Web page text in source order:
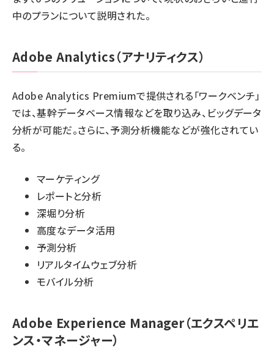
中のプランについて説明された。
Adobe Analytics（アナリティクス）
Adobe Analytics Premiumで提供される「ワークベンチ」
では、基幹データベース情報などを取り込み、ビッグデータ
分析が可能だ。さらに、予測分析機能などが強化されてい
る。
マーケティング
レポートと分析
深堀り分析
高度なデータ活用
予測分析
リアルタイムウェブ分析
モバイル分析
Adobe Experience Manager（エクスペリエ
ンス・マネージャー）